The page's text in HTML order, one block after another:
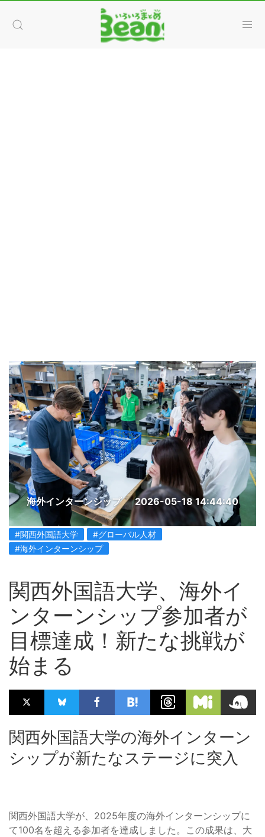
海外インターンシップ 2026-05-18 14:44:40
#関西外国語大学
#グローバル人材
#海外インターンシップ
関西外国語大学、海外イ
ンターンシップ参加者が
目標達成！新たな挑戦が
始まる
関西外国語大学の海外インターン
シップが新たなステージに突入
関西外国語大学が、2025年度の海外インターンシップに
て100名を超える参加者を達成しました。この成果は、大